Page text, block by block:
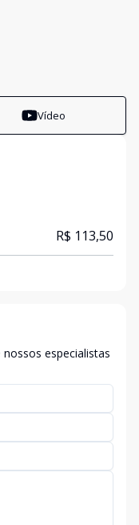
Vídeo
R$ 113,50
especialistas